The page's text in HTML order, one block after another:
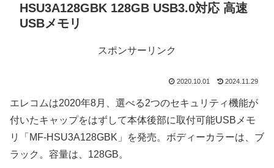
HSU3A128GBK 128GB USB3.0対応 高速
USBメモリ
スポンサーリンク
2020.10.01 2024.11.29
エレコムは2020年8月、選べる2つのセキュリティ機能が
付いたキャップをはずして本体後部に取付可能USBメモ
リ「MF-HSU3A128GBK」を発売。ボディーカラーは、ブ
ラック。容量は、128GB。